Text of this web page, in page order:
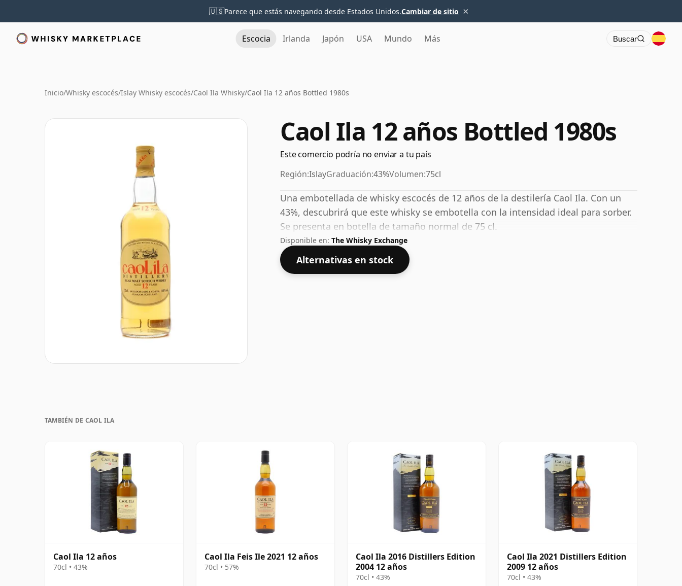
🇺🇸Parece que estás navegando desde Estados Unidos.Cambiar de sitio ×
Escocia Irlanda Japón USA Mundo Más Buscar
Inicio/Whisky escocés/Islay Whisky escocés/Caol Ila Whisky/Caol Ila 12 años Bottled 1980s
Caol Ila 12 años Bottled 1980s
Este comercio podría no enviar a tu país
Región:IslayGraduación:43%Volumen:75cl
Una embotellada de whisky escocés de 12 años de la destilería Caol Ila. Con un
43%, descubrirá que este whisky se embotella con la intensidad ideal para sorber.
Se presenta en botella de tamaño normal de 75 cl.
Disponible en: The Whisky Exchange
Alternativas en stock
TAMBIÉN DE CAOL ILA
Caol Ila 12 años
70cl • 43%
Caol Ila Feis Ile 2021 12 años
70cl • 57%
Caol Ila 2016 Distillers Edition
2004 12 años
70cl • 43%
Caol Ila 2021 Distillers Edition
2009 12 años
70cl • 43%